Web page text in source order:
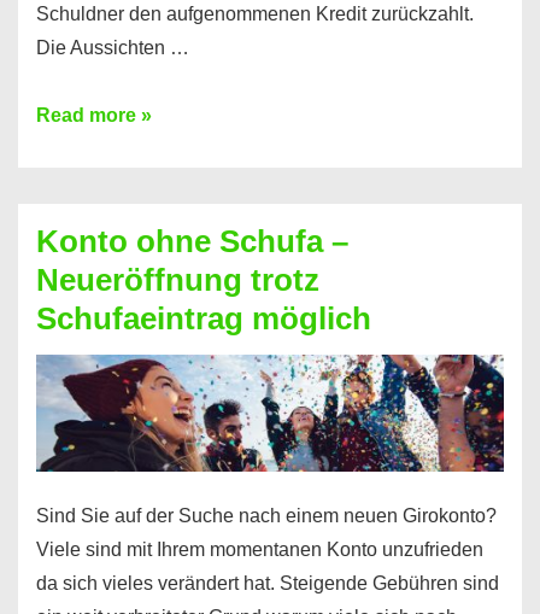
Schuldner den aufgenommenen Kredit zurückzahlt.
Die Aussichten …
Mit
Sie
einen
Kredit
ohne
Einkommensnachweis
Read more »
Konto ohne Schufa –
Neueröffnung trotz
Schufaeintrag möglich
Sind Sie auf der Suche nach einem neuen Girokonto?
Viele sind mit Ihrem momentanen Konto unzufrieden
da sich vieles verändert hat. Steigende Gebühren sind